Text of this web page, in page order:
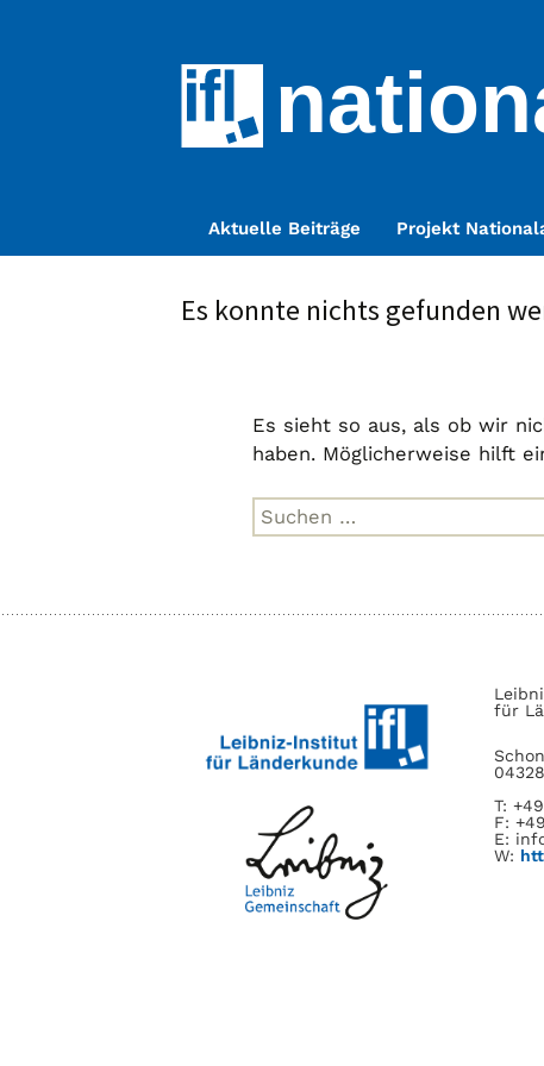
Aktuelle Beiträge Projekt
Es konnte nichts gefunden
Es sieht so aus, als ob wir
haben. Möglicherweise hilft
Suche
nach:
für
T:
F:
E:
W: